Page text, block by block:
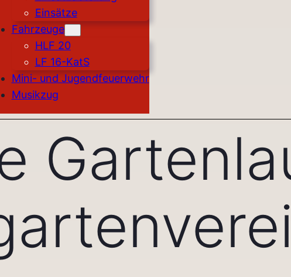
Einsätze
Fahrzeuge
HLF 20
LF 16-KatS
Mini- und Jugendfeuerwehr
Musikzug